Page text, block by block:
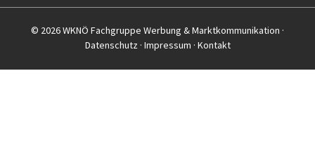
© 2026 WKNÖ Fachgruppe Werbung & Marktkommunikation ·
Datenschutz· Impressum · Kontakt